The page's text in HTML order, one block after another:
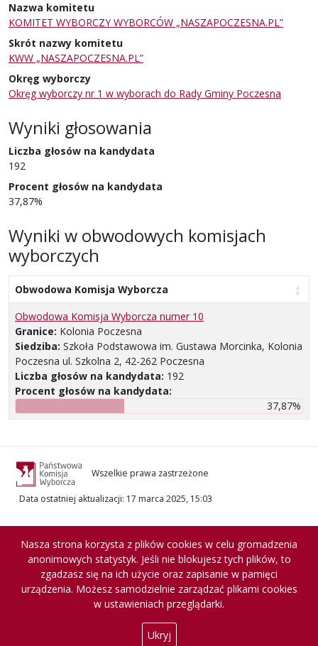
Nazwa komitetu
KOMITET WYBORCZY WYBORCÓW „NASZAPOCZESNA.PL”
Skrót nazwy komitetu
KWW „NASZAPOCZESNA.PL”
Okręg wyborczy
Okręg wyborczy nr 1 w wyborach do Rady Gminy Poczesna
Wyniki głosowania
Liczba głosów na kandydata
192
Procent głosów na kandydata
37,87%
Wyniki w obwodowych komisjach
wyborczych
Obwodowa Komisja Wyborcza
Obwodowa Komisja Wyborcza numer 10
Granice: Kolonia Poczesna
Siedziba: Szkoła Podstawowa im. Gustawa Morcinka, Kolonia
Poczesna ul. Szkolna 2, 42-262 Poczesna
Liczba głosów na kandydata: 192
Procent głosów na kandydata:
37,87%
Wszelkie prawa zastrzeżone
Data ostatniej aktualizacji: 17 marca 2025, 15:03
Nasza strona korzysta z plików cookies w celu gromadzenia
anonimowych statystyk. Jeśli nie blokujesz tych plików, to
zgadzasz się na ich użycie oraz zapisanie w pamięci
urządzenia. Możesz samodzielnie zarządzać plikami cookies
w ustawieniach przeglądarki.
Ukryj